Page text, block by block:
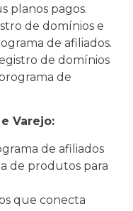
planos pagos.
de domínios e
de afiliados.
de domínios
de
Varejo:
de afiliados
de produtos para
que conecta